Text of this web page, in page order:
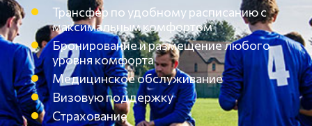
Трансфер по удобному расписанию с
максимальным комфортом
Бронирование и размещение любого
уровня комфорта
Медицинское обслуживание
Визовую поддержку
Страхование